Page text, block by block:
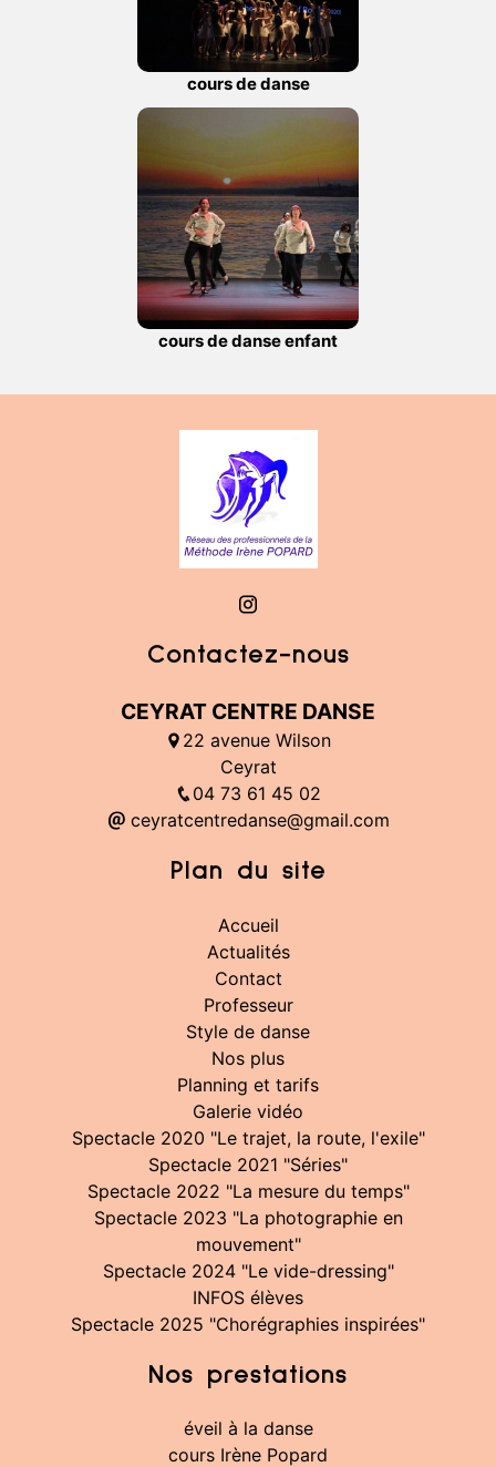
cours de danse
cours de danse enfant
Contactez-nous
CEYRAT CENTRE DANSE
22 avenue Wilson
Ceyrat
04 73 61 45 02
ceyratcentredanse@gmail.com
Plan du site
Accueil
Actualités
Contact
Professeur
Style de danse
Nos plus
Planning et tarifs
Galerie vidéo
Spectacle 2020 "Le trajet, la route, l'exile"
Spectacle 2021 "Séries"
Spectacle 2022 "La mesure du temps"
Spectacle 2023 "La photographie en
mouvement"
Spectacle 2024 "Le vide-dressing"
INFOS élèves
Spectacle 2025 "Chorégraphies inspirées"
Nos prestations
éveil à la danse
cours Irène Popard